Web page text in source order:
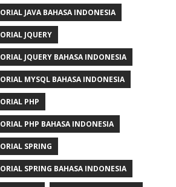
JAVA BAHASA INDONESIA
JQUERY
JQUERY BAHASA INDONESIA
MYSQL BAHASA INDONESIA
PHP
PHP BAHASA INDONESIA
SPRING
SPRING BAHASA INDONESIA